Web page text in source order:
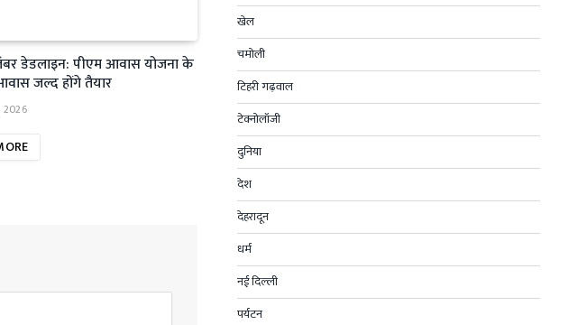
डेडलाइन: पीएम आवास योजना के
जल्द होंगे तैयार
2026
खेल
चमोली
टिहरी गढ़वाल
टेक्नोलॉजी
दुनिया
देश
देहरादून
धर्म
नई दिल्ली
पर्यटन